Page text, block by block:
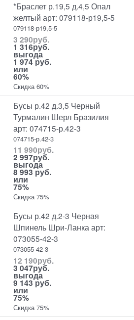
*Браслет р.19,5 д.4,5 Опал
желтый арт: 079118-р19,5-5
079118-р19,5-5
3 290руб.
1 316руб.
выгода
1 974 руб.
или
60%
Скидка 60%
Бусы р.42 д.3,5 Черный
Турмалин Шерл Бразилия
арт: 074715-р.42-3
074715-р.42-3
11 990руб.
2 997руб.
выгода
8 993 руб.
или
75%
Скидка 75%
Бусы р.42 д.2-3 Черная
Шпинель Шри-Ланка арт:
073055-42-3
073055-42-3
12 190руб.
3 047руб.
выгода
9 143 руб.
или
75%
Скидка 75%